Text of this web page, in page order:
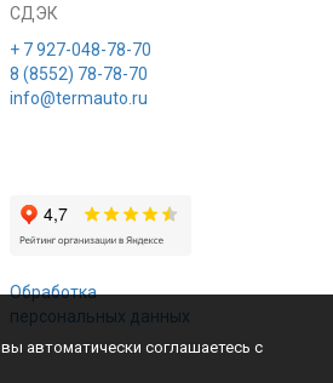
СДЭК
+ 7 927-048-78-70
8 (8552) 78-78-70
info@termauto.ru
Обработка
персональных данных
автоматически соглашаетесь с